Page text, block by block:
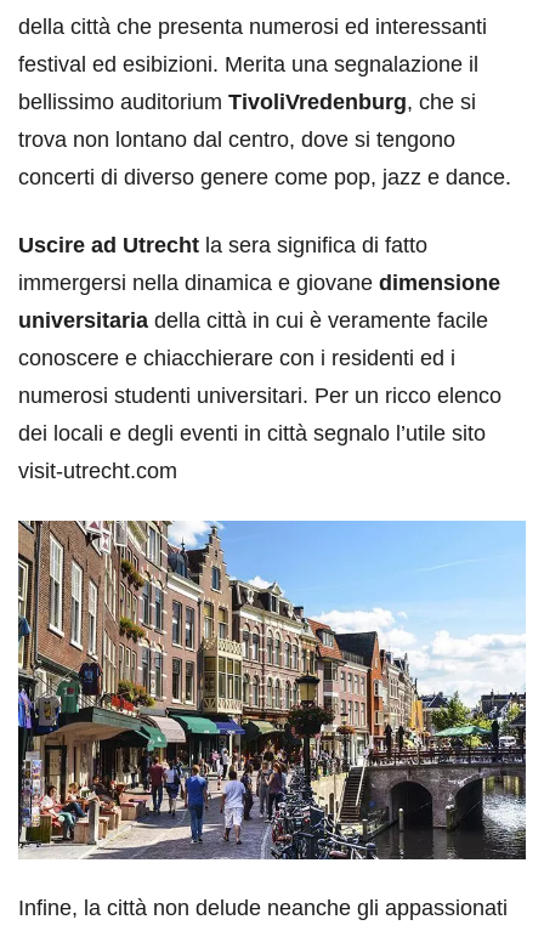
della città che presenta numerosi ed interessanti
festival ed esibizioni. Merita una segnalazione il
bellissimo auditorium TivoliVredenburg, che si
trova non lontano dal centro, dove si tengono
concerti di diverso genere come pop, jazz e dance.
Uscire ad Utrecht la sera significa di fatto
immergersi nella dinamica e giovane dimensione
universitaria della città in cui è veramente facile
conoscere e chiacchierare con i residenti ed i
numerosi studenti universitari. Per un ricco elenco
dei locali e degli eventi in città segnalo l’utile sito
visit-utrecht.com
Infine, la città non delude neanche gli appassionati